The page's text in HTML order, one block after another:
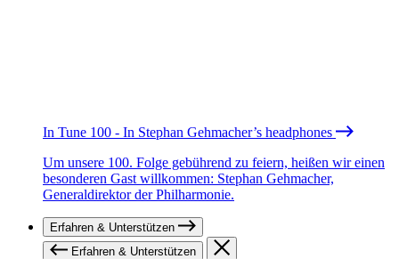
In Tune 100 - In Stephan Gehmacher’s headphones
Um unsere 100. Folge gebührend zu feiern, heißen wir einen
besonderen Gast willkommen: Stephan Gehmacher,
Generaldirektor der Philharmonie.
Erfahren & Unterstützen
Erfahren & Unterstützen